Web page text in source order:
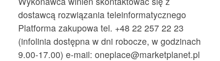
dostawcą rozwiązania teleinformatycznego
Platforma zakupowa tel. +48 22 257 22 23
(infolinia dostępna w dni robocze, w godzinach
9.00-17.00) e-mail: oneplace@marketplanet.pl